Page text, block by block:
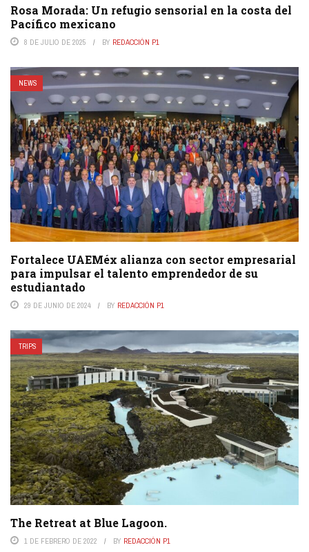
Rosa Morada: Un refugio sensorial en la costa del
Pacífico mexicano
8 DE JULIO DE 2025 BY REDACCIÓN P1
NEWS
Fortalece UAEMéx alianza con sector empresarial
para impulsar el talento emprendedor de su
estudiantado
29 DE JUNIO DE 2024 BY REDACCIÓN P1
TRIPS
The Retreat at Blue Lagoon.
1 DE FEBRERO DE 2022 BY REDACCIÓN P1